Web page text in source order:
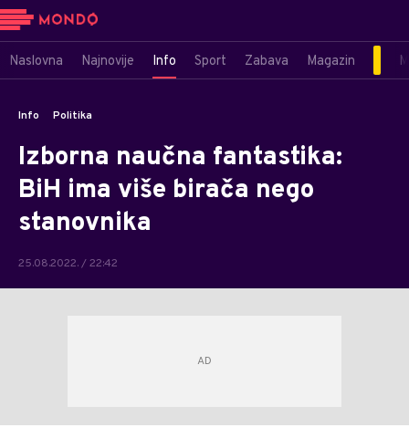
Naslovna Najnovije Info Sport Zabava Magazin
Info Politika
Izborna naučna fantastika:
BiH ima više birača nego
stanovnika
25.08.2022. / 22:42